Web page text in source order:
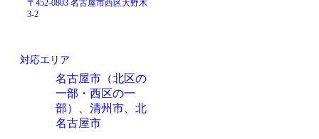
〒452-0803 名古屋市西区大野木
3-2
対応エリア
名古屋市（北区の
一部・西区の一
部）、清州市、北
名古屋市